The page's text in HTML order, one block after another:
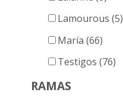
Lamourous (5)
María (66)
Testigos (76)
RAMAS